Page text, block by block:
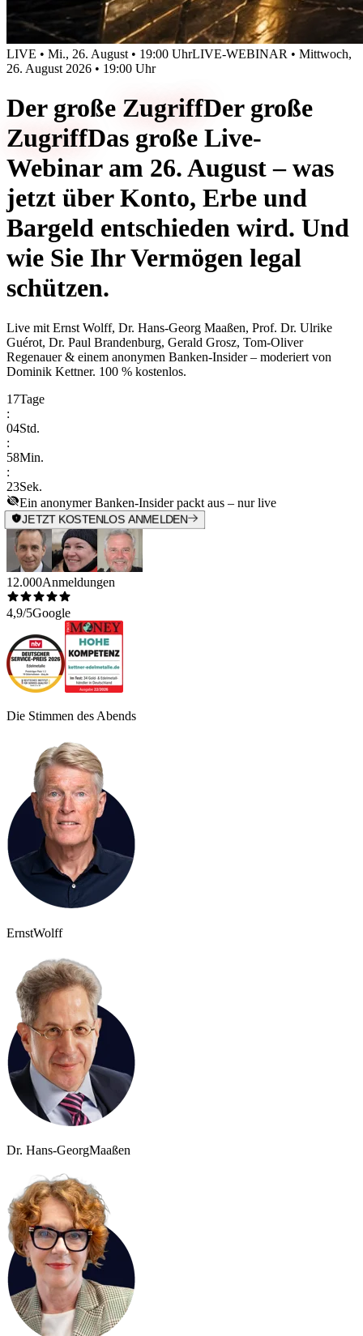
LIVE • Mi., 26. August • 19:00 UhrLIVE-WEBINAR • Mittwoch,
26. August 2026 • 19:00 Uhr
Der große ZugriffDer große
ZugriffDas große Live-
Webinar am 26. August – was
jetzt über Konto, Erbe und
Bargeld entschieden wird. Und
wie Sie Ihr Vermögen legal
schützen.
Live mit Ernst Wolff, Dr. Hans-Georg Maaßen, Prof. Dr. Ulrike
Guérot, Dr. Paul Brandenburg, Gerald Grosz, Tom-Oliver
Regenauer & einem anonymen Banken-Insider– moderiert von
Dominik Kettner. 100 % kostenlos.
17Tage
:
04Std.
:
58Min.
:
23Sek.
Ein anonymer Banken-Insider packt aus – nur live
JETZT KOSTENLOS ANMELDEN
12.000Anmeldungen
4,9/5Google
Die Stimmen des Abends
ErnstWolff
Dr. Hans-GeorgMaaßen